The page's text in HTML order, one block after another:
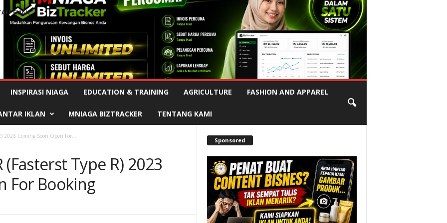
EMAIL
Advertisement
INSPIRASI NIAGA EDUCATION & TRAINING AGRICULTURE FASHION AND APPAREL
IKLAN MNIAGA BIZTRACKER TENTANG KAMI
2023 Coming Soon Open For...
Type R) 2023
For Booking
Sponsored